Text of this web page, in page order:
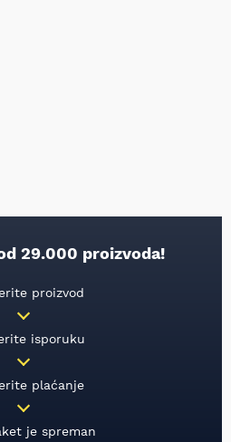
29.000 proizvoda!
proizvod
isporuku
plaćanje
je spreman